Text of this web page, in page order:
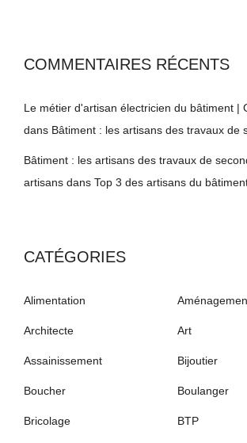
COMMENTAIRES RÉCENTS
Le métier d'artisan électricien du bâtiment |
dans Bâtiment : les artisans des travaux de
Bâtiment : les artisans des travaux de
artisans dans Top 3 des artisans du
CATÉGORIES
Alimentation
Architecte Art
Assainissement Bijoutier
Boucher Boulanger
Bricolage BTP